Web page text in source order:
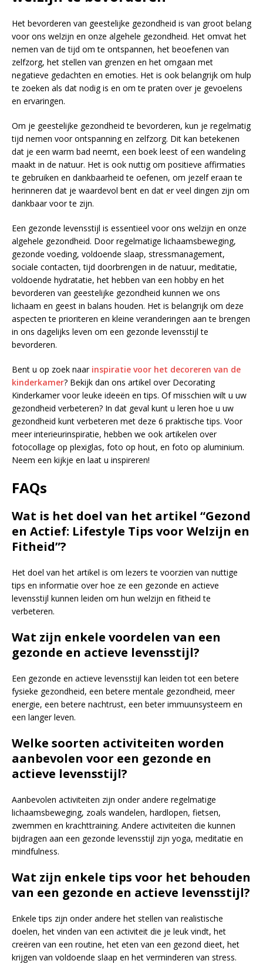
Het bevorderen van geestelijke gezondheid is van groot belang
voor ons welzijn en onze algehele gezondheid. Het omvat het
nemen van de tijd om te ontspannen, het beoefenen van
zelfzorg, het stellen van grenzen en het omgaan met
negatieve gedachten en emoties. Het is ook belangrijk om hulp
te zoeken als dat nodig is en om te praten over je gevoelens
en ervaringen.
Om je geestelijke gezondheid te bevorderen, kun je regelmatig
tijd nemen voor ontspanning en zelfzorg. Dit kan betekenen
dat je een warm bad neemt, een boek leest of een wandeling
maakt in de natuur. Het is ook nuttig om positieve affirmaties
te gebruiken en dankbaarheid te oefenen, om jezelf eraan te
herinneren dat je waardevol bent en dat er veel dingen zijn om
dankbaar voor te zijn.
Een gezonde levensstijl is essentieel voor ons welzijn en onze
algehele gezondheid. Door regelmatige lichaamsbeweging,
gezonde voeding, voldoende slaap, stressmanagement,
sociale contacten, tijd doorbrengen in de natuur, meditatie,
voldoende hydratatie, het hebben van een hobby en het
bevorderen van geestelijke gezondheid kunnen we ons
lichaam en geest in balans houden. Het is belangrijk om deze
aspecten te prioriteren en kleine veranderingen aan te brengen
in ons dagelijks leven om een gezonde levensstijl te
bevorderen.
Bent u op zoek naar inspiratie voor het decoreren van de
kinderkamer? Bekijk dan ons artikel over Decorating
Kinderkamer voor leuke ideeën en tips. Of misschien wilt u uw
gezondheid verbeteren? In dat geval kunt u leren hoe u uw
gezondheid kunt verbeteren met deze 6 praktische tips. Voor
meer interieurinspiratie, hebben we ook artikelen over
fotocollage op plexiglas, foto op hout, en foto op aluminium.
Neem een kijkje en laat u inspireren!
FAQs
Wat is het doel van het artikel “Gezond
en Actief: Lifestyle Tips voor Welzijn en
Fitheid”?
Het doel van het artikel is om lezers te voorzien van nuttige
tips en informatie over hoe ze een gezonde en actieve
levensstijl kunnen leiden om hun welzijn en fitheid te
verbeteren.
Wat zijn enkele voordelen van een
gezonde en actieve levensstijl?
Een gezonde en actieve levensstijl kan leiden tot een betere
fysieke gezondheid, een betere mentale gezondheid, meer
energie, een betere nachtrust, een beter immuunsysteem en
een langer leven.
Welke soorten activiteiten worden
aanbevolen voor een gezonde en
actieve levensstijl?
Aanbevolen activiteiten zijn onder andere regelmatige
lichaamsbeweging, zoals wandelen, hardlopen, fietsen,
zwemmen en krachttraining. Andere activiteiten die kunnen
bijdragen aan een gezonde levensstijl zijn yoga, meditatie en
mindfulness.
Wat zijn enkele tips voor het behouden
van een gezonde en actieve levensstijl?
Enkele tips zijn onder andere het stellen van realistische
doelen, het vinden van een activiteit die je leuk vindt, het
creëren van een routine, het eten van een gezond dieet, het
krijgen van voldoende slaap en het verminderen van stress.